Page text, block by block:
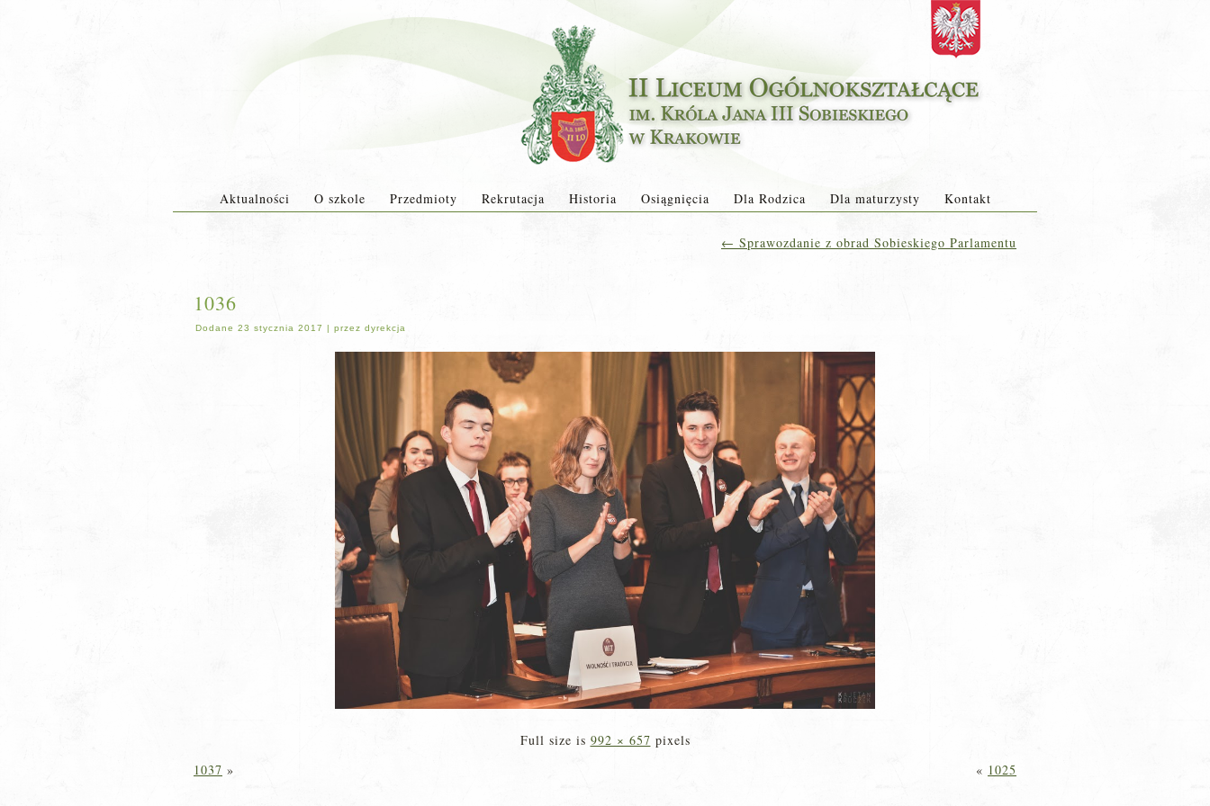
Aktualności O szkole Przedmioty Rekrutacja Historia Osiągnięcia Dla Rodzica Dla maturzysty Kontakt
← Sprawozdanie z obrad Sobieskiego Parlamentu
1036
Dodane 23 stycznia 2017 | przez dyrekcja
Full size is 992 × 657 pixels
1037 » « 1025